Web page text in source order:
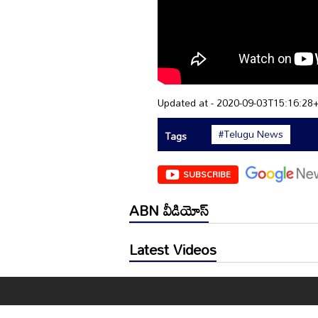
Updated at - 2020-09-
Tags
#Telugu News
SUBSCRIBE
ABN వీడియోస్
Latest Videos